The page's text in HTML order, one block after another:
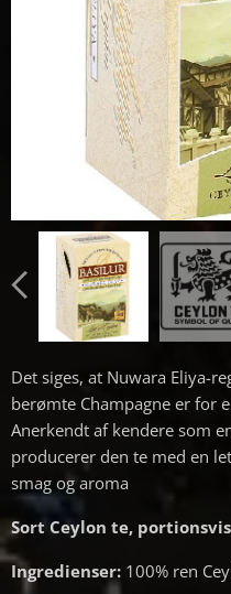
Det siges, at Nuwara Eliya-
berømte Champagne er for
Anerkendt af kendere som
producerer den te med en
smag og aroma
Sort Ceylon te, portionsvis
Ingredienser: 100% ren